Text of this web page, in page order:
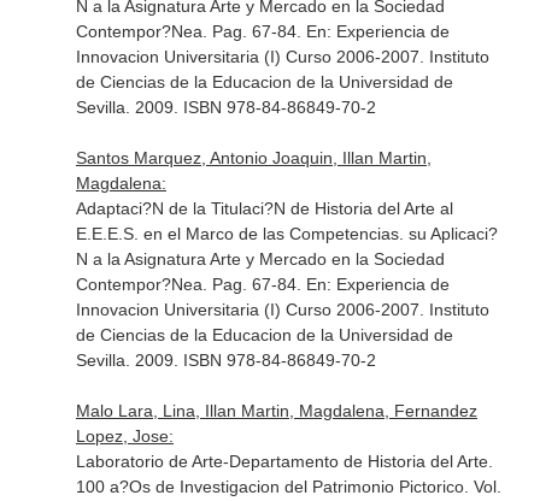
N a la Asignatura Arte y Mercado en la Sociedad
Contempor?Nea. Pag. 67-84. En: Experiencia de
Innovacion Universitaria (I) Curso 2006-2007 . Instituto
de Ciencias de la Educacion de la Universidad de
Sevilla. 2009. ISBN 978-84-86849-70-2
Santos Marquez, Antonio Joaquin, Illan Martin,
Magdalena:
Adaptaci?N de la Titulaci?N de Historia del Arte al
E.E.E.S. en el Marco de las Competencias. su Aplicaci?
N a la Asignatura Arte y Mercado en la Sociedad
Contempor?Nea. Pag. 67-84. En: Experiencia de
Innovacion Universitaria (I) Curso 2006-2007 . Instituto
de Ciencias de la Educacion de la Universidad de
Sevilla. 2009. ISBN 978-84-86849-70-2
Malo Lara, Lina, Illan Martin, Magdalena, Fernandez
Lopez, Jose:
Laboratorio de Arte-Departamento de Historia del Arte.
100 a?Os de Investigacion del Patrimonio Pictorico. Vol.